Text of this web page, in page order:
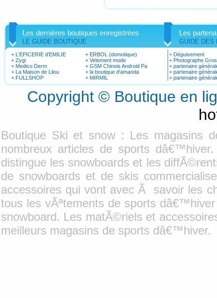
Les dernières boutiques enregistrées
LE GUIDE BOUTIQUE
Les
GUIDE DES
+ L'EPICERIE d'EMILIE
+ Zygi
+ Medico Derm
+ La Maison de Lilou
+ FULLSHOP
+ ERBOL (domotique)
+ Vetement mode
+ GSM Chinois Android Pa
+ la boutique d'amanda
+ MIRMIL
+ Déguisement
+ Photographe
+ partenaire
+ partenaire
+ partenaire
Copyright © Boutique en
Boutique Ski et snow : Les magasins
nombreux articles de sports
distingue les snowboards et les
de snowboards et de skis
accessoires qui vont avec Ã savoir les
tous les vÃªtements de sports
snowboard. Les matÃ©riels et
meilleurs magasins de sports dâ€™hiver.